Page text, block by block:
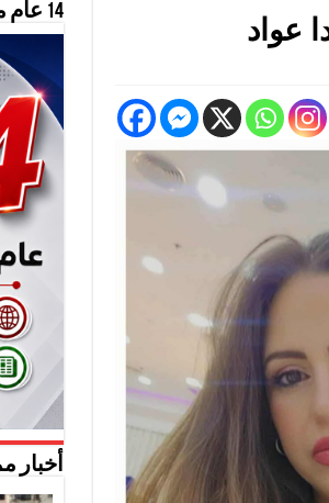
عواد
14 عام منحازون للحقيقة …
أخبار